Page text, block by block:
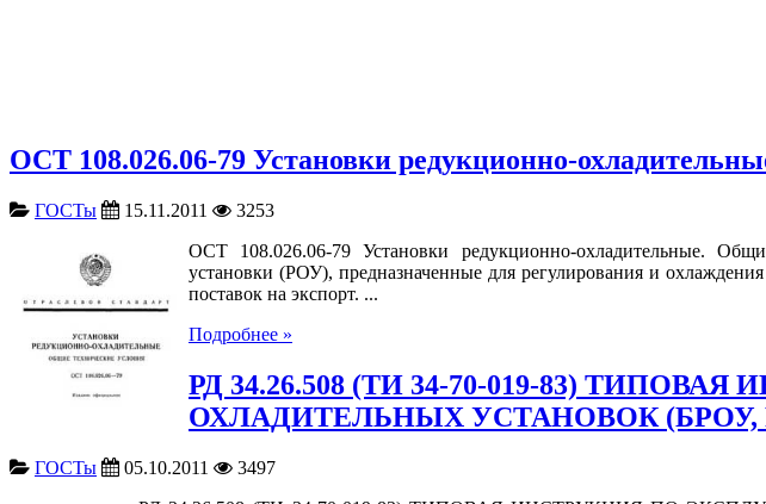
ОСТ 108.026.06-79 Установки редукционно-
ГОСТы 15.11.2011
3253
ОСТ 108.026.06-79 Установки редукционно-охладительные.
установки (РОУ), предназначенные для регулирования и
поставок на экспорт. ...
Подробнее »
РД 34.26.508 (ТИ 34-70-019-83)
ОХЛАДИТЕЛЬНЫХ УСТАНОВОК (БРОУ,
ГОСТы 05.10.2011
3497